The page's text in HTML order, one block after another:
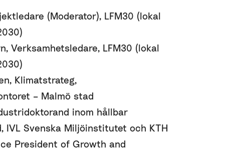
(Moderator), LFM30 (lokal
Verksamhetsledare, LFM30 (lokal
Klimatstrateg,
– Malmö stad
inom hållbar
IVL Svenska Miljöinstitutet och KTH
President of Growth and